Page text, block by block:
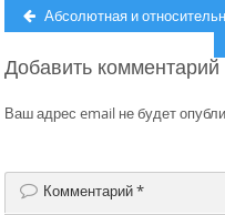
Навигация
записям
Previous
Абсолютная и
Добавить комментарий
Ваш адрес email не будет
Комментарий*